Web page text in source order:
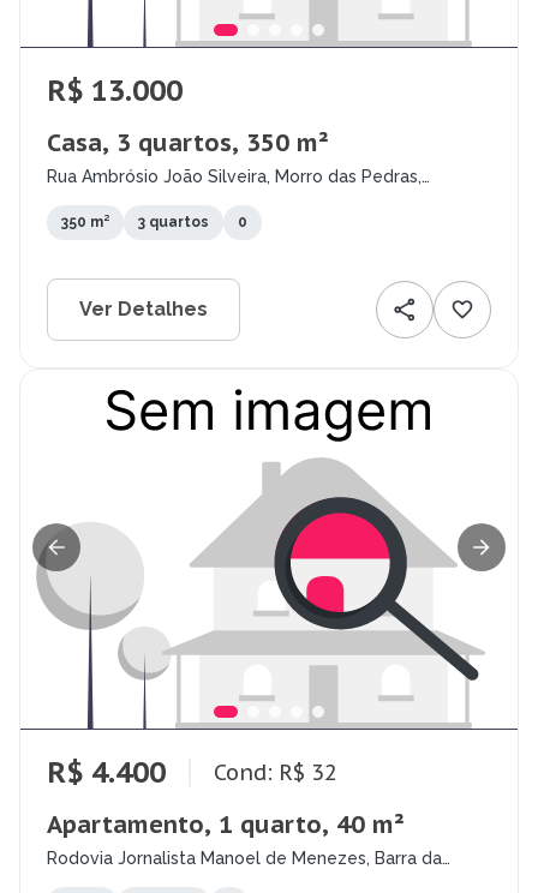
R$ 13.000
Casa, 3 quartos, 350 m²
Rua Ambrósio João Silveira, Morro das Pedras,
350 m² 3 quartos 0
Ver Detalhes
R$ 4.400 Cond: R$ 32
Apartamento, 1 quarto, 40 m²
Rodovia Jornalista Manoel de Menezes, Barra da